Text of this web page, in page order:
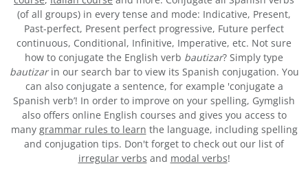
(of all groups) in every tense and mode: Indicative, Present,
Past-perfect, Present perfect progressive, Future perfect
continuous, Conditional, Infinitive, Imperative, etc. Not sure
how to conjugate the English verb bautizar? Simply type
bautizarin our search bar to view its Spanish conjugation. You
can also conjugate a sentence, for example 'conjugate a
Spanish verb’! In order to improve on your spelling, Gymglish
also offers online English courses and gives you access to
many grammar rules to learn the language, including spelling
and conjugation tips. Don't forget to check out our list of
irregular verbs and modal verbs!